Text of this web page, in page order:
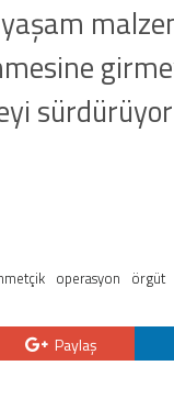
operasyon örgüt
Paylaş